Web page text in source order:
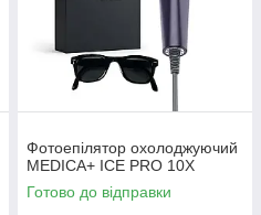
Фотоепілятор охолоджуючий
MEDICA+ ICE PRO 10X
Готово до відправки